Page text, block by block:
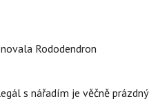
Rododendron
s nářadím je věčně prázdný